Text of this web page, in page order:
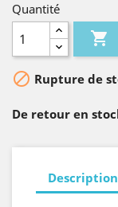
Quantité

 Rupture de
De retour en
Description